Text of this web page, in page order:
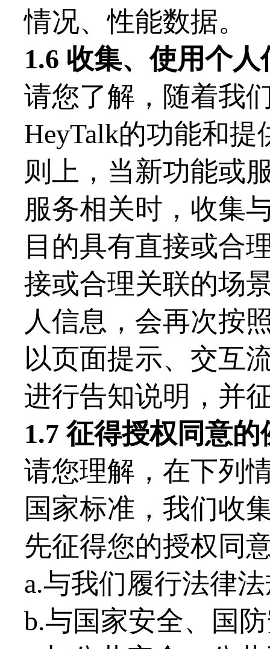
情况、性能数据。
1.6 收集、使用个
请您了解，随着我
HeyTalk的功能和
则上，当新功能或
服务相关时，收集
目的具有直接或合
接或合理关联的场
人信息，会再次按
以页面提示、交互
进行告知说明，并
1.7 征得授权同意的
请您理解，在下列
国家标准，我们收
先征得您的授权同
a.与我们履行法律
b.与国家安全、国